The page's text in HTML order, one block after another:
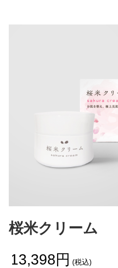
桜米クリーム
¥13,398円 (税込)